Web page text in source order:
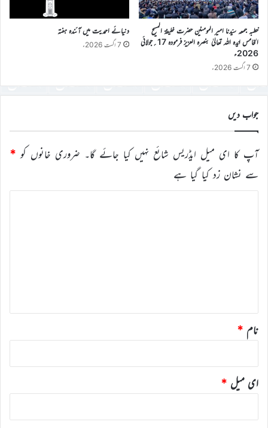
خطبہ جمعہ سیّدنا امیر المومنین حضرت خلیفۃ المسیح
الخامس ایّدہ اللہ تعالیٰ بنصرہ العزیز فرمودہ 17؍جولائی
2026ء
7 اگست 2026ء
دنیائے احمدیت میں آئندہ ہفتہ
7 اگست 2026ء
جواب دیں
آپ کا ای میل ایڈریس شائع نہیں کیا جائے گا۔ ضروری خانوں کو *
سے نشان زد کیا گیا ہے
نام *
ای میل *